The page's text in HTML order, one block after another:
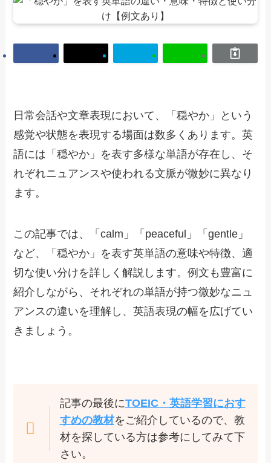
日常会話や文章表現において、「穏やか」という
感覚や状態を表現する場面は数多くあります。英
語には「穏やか」を表す多様な単語が存在し、そ
れぞれニュアンスや使われる文脈が微妙に異なり
ます。
この記事では、「calm」「peaceful」「gentle」
など、「穏やか」を表す英単語の意味や特徴、適
切な使い分けを詳しく解説します。例文も豊富に
紹介しながら、それぞれの単語が持つ微妙なニュ
アンスの違いを理解し、英語表現の幅を広げてい
きましょう。
記事の最後にTOEIC・英語学習におす
すめの教材をご紹介しているので、教
材を探している方は参考にしてみて下
さい。